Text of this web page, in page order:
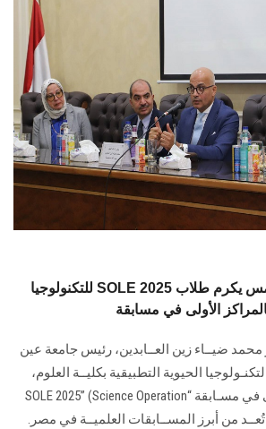
الإعلام
تواصل معنا
الطلاب
هيئة التدريس
الزائـرون
سجل الان
للتكنولوجيا SOLE 2025 رئيس جامعة عين شمس يكرم طلاب
الأولى في مسابقة
محمد ضيــاء زين العــابدين، رئيس جامعة عين
الحيوية التطبيقية بكليــة العلوم،
لفوزهم بالمراكز الأولى في مسـابقة “SOLE 2025” (Science Operation